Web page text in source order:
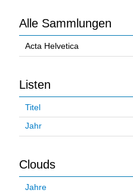
Alle Sammlungen
Acta Helvetica
Listen
Titel
Jahr
Clouds
Jahre